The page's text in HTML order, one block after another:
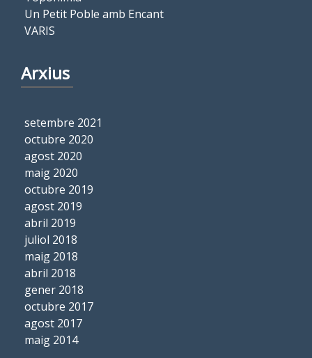
Un Petit Poble amb Encant
VARIS
Arxius
setembre 2021
octubre 2020
agost 2020
maig 2020
octubre 2019
agost 2019
abril 2019
juliol 2018
maig 2018
abril 2018
gener 2018
octubre 2017
agost 2017
maig 2014